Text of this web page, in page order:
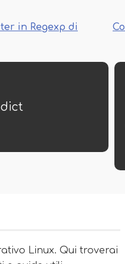
in Regexp di
stringa
Linux. Qui troverai